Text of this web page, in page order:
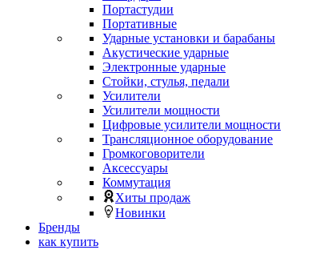
Портастудии
Портативные
Ударные установки и барабаны
Акустические ударные
Электронные ударные
Стойки, стулья, педали
Усилители
Усилители мощности
Цифровые усилители мощности
Трансляционное оборудование
Громкоговорители
Аксессуары
Коммутация
Хиты продаж
Новинки
Бренды
как купить